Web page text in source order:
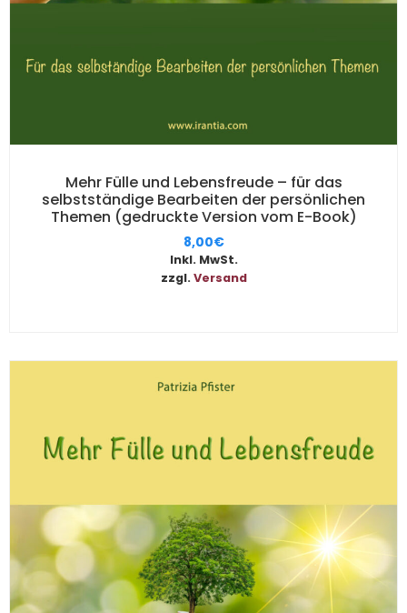
Mehr Fülle und Lebensfreude – für das
selbstständige Bearbeiten der persönlichen
Themen (gedruckte Version vom E-Book)
8,00€
Inkl. MwSt.
zzgl. Versand